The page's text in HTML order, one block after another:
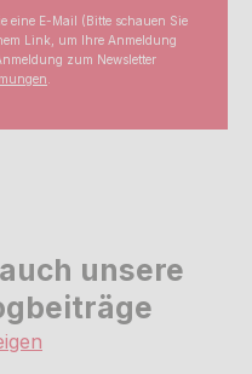
eine E-Mail (Bitte schauen Sie
Link, um Ihre Anmeldung
zum Newsletter
unsere